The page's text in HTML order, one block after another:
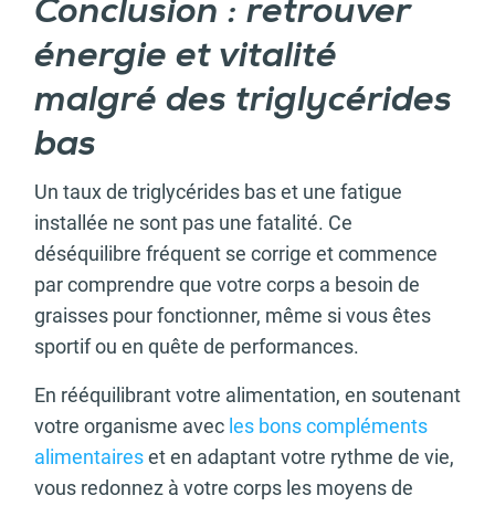
Conclusion : retrouver
énergie et vitalité
malgré des triglycérides
bas
Un taux de triglycérides bas et une fatigue
installée ne sont pas une fatalité. Ce
déséquilibre fréquent se corrige et commence
par comprendre que votre corps a besoin de
graisses pour fonctionner, même si vous êtes
sportif ou en quête de performances.
En rééquilibrant votre alimentation, en soutenant
votre organisme avec les bons compléments
alimentaireset en adaptant votre rythme de vie,
vous redonnez à votre corps les moyens de